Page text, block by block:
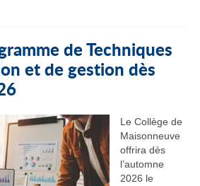
de Techniques
et de gestion dès
Le Collège de
Maisonneuve
offrira dès
l’automne
2026 le